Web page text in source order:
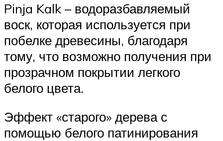
Pinja Kalk – водоразбавляемый
воск, которая используется при
побелке древесины, благодаря
тому, что возможно получения при
прозрачном покрытии легкого
белого цвета.
Эффект «старого» дерева с
помощью белого патинирования